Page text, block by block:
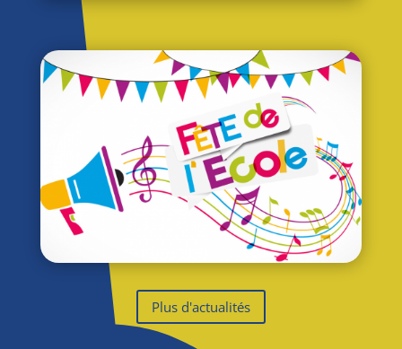
Plus d'actualités